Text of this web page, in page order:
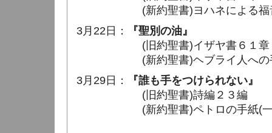
(新約聖書)ヨハネによる福音
3月22日：
『聖別の油』
(旧約聖書)イザヤ書６１
(新約聖書)ヘブライ人への手
3月29日：
『誰も手をつけられない』
(旧約聖書)詩編２３編
(新約聖書)ペトロの手紙(一)１